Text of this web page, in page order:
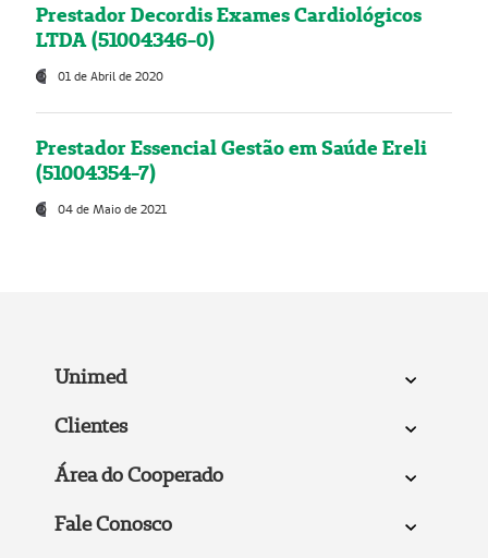
Prestador Decordis Exames Cardiológicos
LTDA (51004346-0)
01 de Abril de 2020
Prestador Essencial Gestão em Saúde Ereli
(51004354-7)
04 de Maio de 2021
Unimed
Clientes
Área do Cooperado
Fale Conosco